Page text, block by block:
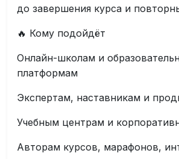
до завершения курса и
🔥 Кому подойдёт
Онлайн-школам и
платформам
Экспертам, наставникам и
Учебным центрам и
Авторам курсов, марафонов,